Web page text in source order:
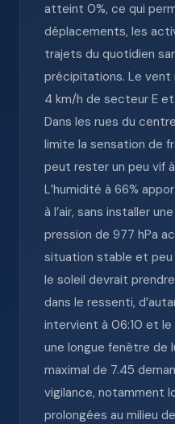
atteint 0%, ce qui
déplacements, les
trajets du quotidien
précipitations. Le
4 km/h de secteur E
Dans les rues du
limite la sensation de
peut rester un peu vif
L’humidité à 66%
à l’air, sans installer
pression de 977 hPa
situation stable et peu
le soleil devrait
dans le ressenti,
intervient à 06:10 et le
une longue fenêtre de
maximal de 7.45
vigilance, notamment
prolongées au milieu